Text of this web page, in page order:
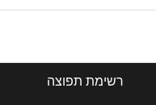
רשימת תפוצה